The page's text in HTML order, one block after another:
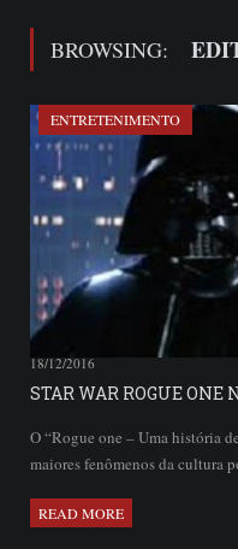
BROWSING:
ENTRETENIMENTO
18/12/2016
STAR WAR ROGUE
O “Rogue one – Uma história
maiores fenômenos da cultura
READ MORE